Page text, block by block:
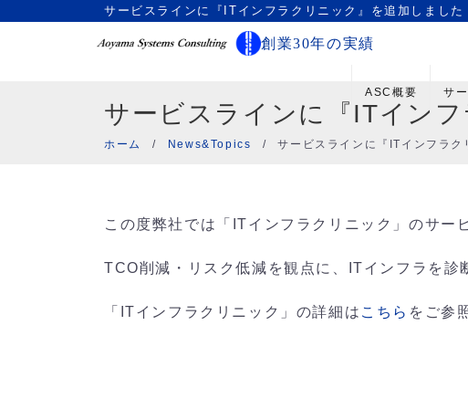
サービスラインに『ITインフラクリニック』を追加しました
創業30年の実績
ASC概要 サ
サービスラインに『ITイン
ホーム / News&Topics /サービスラインに『ITインフラク
この度弊社では「ITインフラクリニック」のサー
TCO削減・リスク低減を観点に、ITインフラを診
「ITインフラクリニック」の詳細は こちら をご参